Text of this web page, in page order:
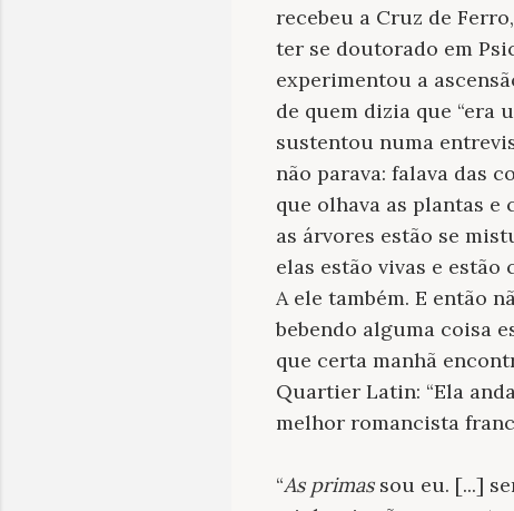
recebeu a Cruz de
ter se doutorado em
experimentou a
de quem dizia que “era
sustentou numa
não parava: falava das
que olhava as plantas e
as árvores estão se
elas estão vivas e estão
A ele também. E então
bebendo alguma coisa
que certa manhã
Quartier Latin: “Ela
melhor romancista
“As primassou eu. [...]